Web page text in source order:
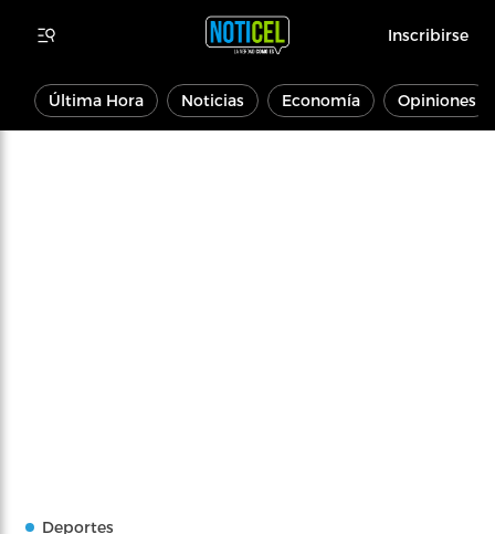
Inscribirse
Última Hora Noticias Economía Opiniones
Deportes